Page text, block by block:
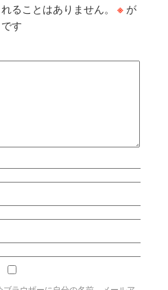
ることはありません。 ※ が
す